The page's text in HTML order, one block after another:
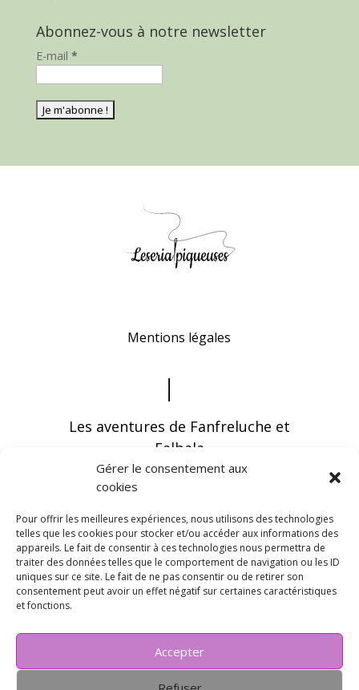
Gérer le consentement aux
cookies
Pour offrir les meilleures expériences, nous utilisons des technologies
telles que les cookies pour stocker et/ou accéder aux informations des
appareils. Le fait de consentir à ces technologies nous permettra de
traiter des données telles que le comportement de navigation ou les ID
uniques sur ce site. Le fait de ne pas consentir ou de retirer son
consentement peut avoir un effet négatif sur certaines caractéristiques
et fonctions.
Accepter
Abonnez-vous à notre newsletter
E-mail *
Mentions légales
Les aventures de Fanfreluche et
Falbala
Vous pouvez recevoir les dernières infos en
vous abonnant à notre newsletter